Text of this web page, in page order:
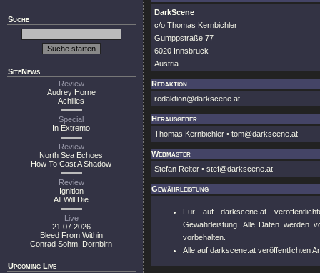
Suche
SiteNews
Review
Audrey Horne
Achilles
Special
In Extremo
Review
North Sea Echoes
How To Cast A Shadow
Review
Ignition
All Will Die
Live
21.07.2026
Bleed From Within
Conrad Sohm, Dornbirn
Upcoming Live
DarkScene
c/o Thomas Kernbichler
Gumppstraße 77
6020 Innsbruck
Austria
Redaktion
redaktion@darkscene.at
Herausgeber
Thomas Kernbichler • tom@darkscene.at
Webmaster
Stefan Reiter • stef@darkscene.at
Gewährleistung
Für auf darkscene.at
Gewährleistung. Alle Daten werden
vorbehalten.
Alle auf darkscene.at veröffentlichten